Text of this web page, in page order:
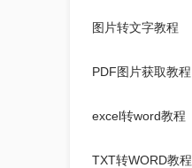
图片转文字教程
PDF图片获取教程
excel转word教程
TXT转WORD教程